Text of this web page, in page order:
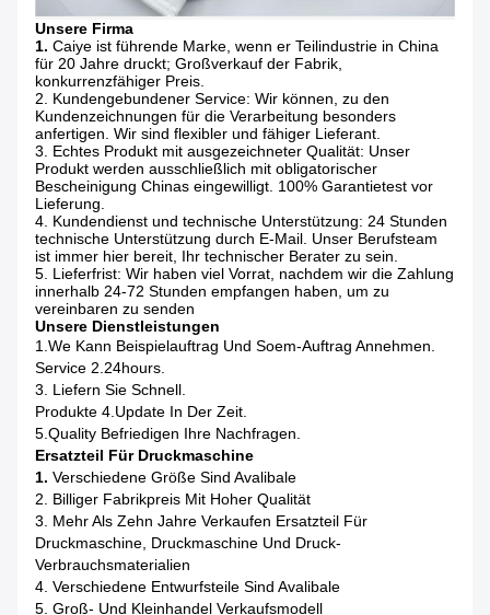
Unsere Firma
1. Caiye ist führende Marke, wenn er Teilindustrie in China
für 20 Jahre druckt; Großverkauf der Fabrik,
konkurrenzfähiger Preis.
2. Kundengebundener Service: Wir können, zu den
Kundenzeichnungen für die Verarbeitung besonders
anfertigen. Wir sind flexibler und fähiger Lieferant.
3. Echtes Produkt mit ausgezeichneter Qualität: Unser
Produkt werden ausschließlich mit obligatorischer
Bescheinigung Chinas eingewilligt. 100% Garantietest vor
Lieferung.
4. Kundendienst und technische Unterstützung: 24 Stunden
technische Unterstützung durch E-Mail. Unser Berufsteam
ist immer hier bereit, Ihr technischer Berater zu sein.
5. Lieferfrist: Wir haben viel Vorrat, nachdem wir die Zahlung
innerhalb 24-72 Stunden empfangen haben, um zu
vereinbaren zu senden
Unsere Dienstleistungen
1.We Kann Beispielauftrag Und Soem-Auftrag Annehmen.
Service 2.24hours.
3. Liefern Sie Schnell.
Produkte 4.Update In Der Zeit.
5.Quality Befriedigen Ihre Nachfragen.
Ersatzteil Für Druckmaschine
1. Verschiedene Größe Sind Avalibale
2. Billiger Fabrikpreis Mit Hoher Qualität
3. Mehr Als Zehn Jahre Verkaufen Ersatzteil Für
Druckmaschine, Druckmaschine Und Druck-
Verbrauchsmaterialien
4. Verschiedene Entwurfsteile Sind Avalibale
5. Groß- Und Kleinhandel Verkaufsmodell